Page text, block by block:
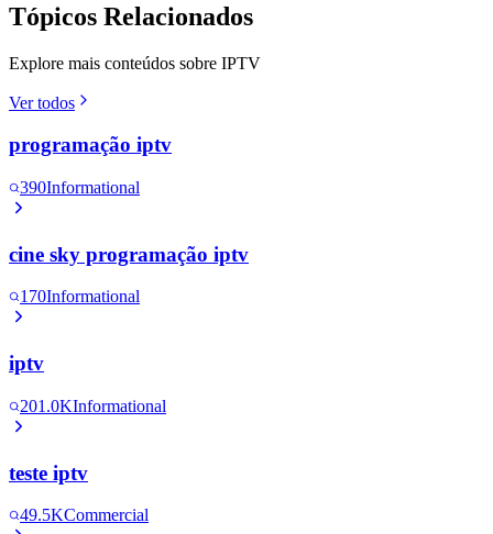
Tópicos Relacionados
Explore mais conteúdos sobre IPTV
Ver todos
programação iptv
390Informational
cine sky programação iptv
170Informational
iptv
201.0KInformational
teste iptv
49.5KCommercial